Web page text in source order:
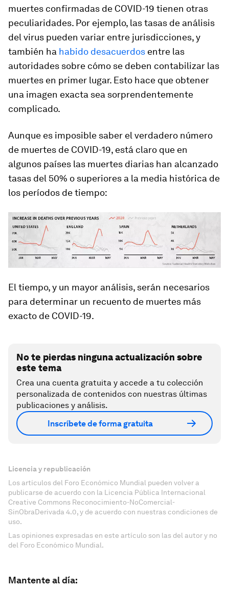
muertes confirmadas de COVID-19 tienen otras
peculiaridades. Por ejemplo, las tasas de análisis
del virus pueden variar entre jurisdicciones, y
también ha habido desacuerdos entre las
autoridades sobre cómo se deben contabilizar las
muertes en primer lugar. Esto hace que obtener
una imagen exacta sea sorprendentemente
complicado.
Aunque es imposible saber el verdadero número
de muertes de COVID-19, está claro que en
algunos países las muertes diarias han alcanzado
tasas del 50% o superiores a la media histórica de
los períodos de tiempo:
El tiempo, y un mayor análisis, serán necesarios
para determinar un recuento de muertes más
exacto de COVID-19.
No te pierdas ninguna actualización sobre
este tema
Crea una cuenta gratuita y accede a tu colección
personalizada de contenidos con nuestras últimas
publicaciones y análisis.
Inscríbete de forma gratuita
Licencia y republicación
Los artículos del Foro Económico Mundial pueden volver a
publicarse de acuerdo con la Licencia Pública Internacional
Creative Commons Reconocimiento-NoComercial-
SinObraDerivada 4.0, y de acuerdo con nuestras condiciones de
uso.
Las opiniones expresadas en este artículo son las del autor y no
del Foro Económico Mundial.
Mantente al día: